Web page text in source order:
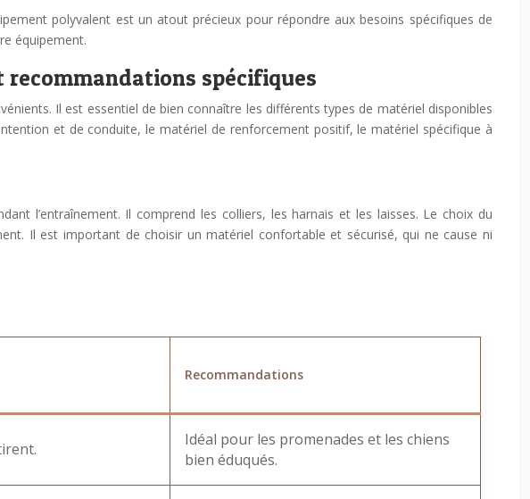
polyvalent est un atout précieux pour répondre aux besoins spécifiques de
équipement.
recommandations spécifiques
Il est essentiel de bien connaître les différents types de matériel disponibles
et de conduite, le matériel de renforcement positif, le matériel spécifique à
l’entraînement. Il comprend les colliers, les harnais et les laisses. Le choix du
Il est important de choisir un matériel confortable et sécurisé, qui ne cause ni
Recommandations
Idéal pour les promenades et les chiens
bien éduqués.